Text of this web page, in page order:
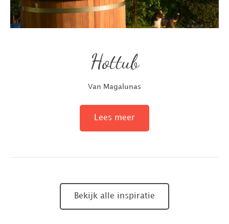
Hottub
Van Magalunas
Lees meer
Bekijk alle inspiratie